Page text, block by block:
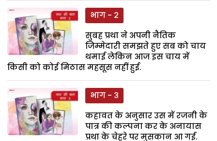
भाग - 2
सुबह प्रथा ने अपनी नैतिक
जिम्मेदारी समझते हुए सब को चाय
थमाई लेकिन आज इस चाय में
किसी को कोई मिठास महसूस नहीं हुई.
भाग - 3
कहावत के अनुसार उस में रजनी के
पात्र की कल्पना कर के अनायास
प्रथा के चेहरे पर मुसकान आ गई.